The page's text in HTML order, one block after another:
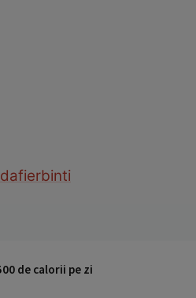
fierbinti
de calorii pe zi